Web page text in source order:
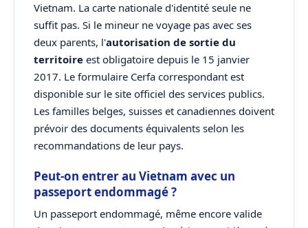
Vietnam. La carte nationale d'identité seule ne
suffit pas. Si le mineur ne voyage pas avec ses
deux parents, l'autorisation de sortie du
territoire est obligatoire depuis le 15 janvier
2017. Le formulaire Cerfa correspondant est
disponible sur le site officiel des services publics.
Les familles belges, suisses et canadiennes doivent
prévoir des documents équivalents selon les
recommandations de leur pays.
Peut-on entrer au Vietnam avec un
passeport endommagé ?
Un passeport endommagé, même encore valide